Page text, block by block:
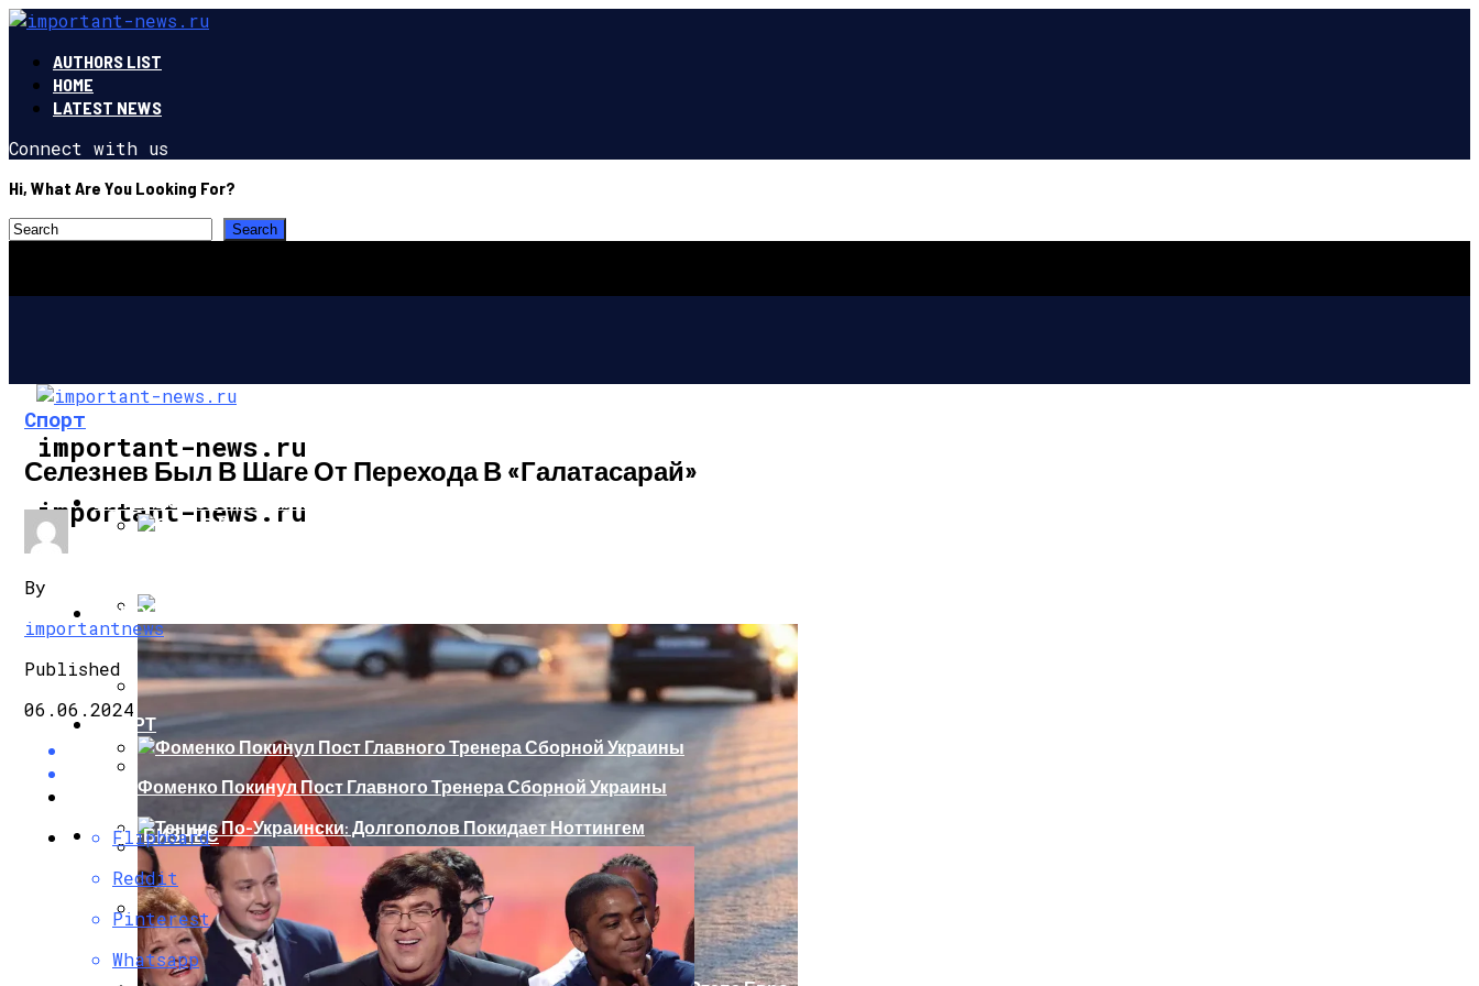
AUTHORS LIST
HOME
LATEST NEWS
Connect with us
Hi, What Are You Looking For?
important-news.ru
important-news.ru
ИНТЕРЕСНОЕ И ПОЗНАВАТЕЛЬНОЕ
В Сети Высмеяли Свадебный Подарок Путина Главе МИД Австрии
«Князь, Где Вы Шлялись»: В Сети Высмеяли Российский Лайнер, «заблудившийся» В Крыму
Репетицию Парада В Киеве Высмеяли Веселыми Фотожабами
В Швеции Белый Медведь Застрял В Окне Отеля, Знатно Позавтракав
НОВОСТИ
СПОРТ
Фоменко Покинул Пост Главного Тренера Сборной Украины
Теннис По-Украински: Долгополов Покидает Ноттингем
Роналду Остается В «Реале» До 2020 Года
ШОУ-БИЗНЕС
Спорт
Селезнев Был В Шаге От Перехода В «Галатасарай»
By
importantnews
Published
06.06.2024
Flipboard
Reddit
Pinterest
Whatsapp